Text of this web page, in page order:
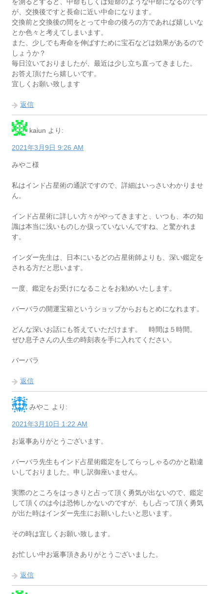
を測るとすると、中命もしくは短命のような中命になるのです
が、交換後ですと長命に近い中命になります。
交換前と交換後の間をとって中命の後ろの方であれば嬉しいな
とか色々と考えてしまいます。
また、少しでも寿命を伸ばすために宝石などは効果があるので
しょうか？
毎日泣いておりましたが、最近は少し立ち直ってきました。
お答え頂けたら嬉しいです。
宜しくお願い致します
返信
kaiun より:
2021年3月9日 9:26 AM
みやこ様
私はインド占星術の通訳ですので、詳細はいっさいわかりませ
ん。
インド占星術に詳しい方々がやってきますと、いつも、本の知
識は本当に浅いものしか扱っていないんですね、と驚かれま
す。
インダー先生は、日本にいるどの占星術師よりも、深い鑑定を
される方だと思います。
一度、鑑定をお受けになることをお勧めいたします。
バーバラの開運宝箱というショップからおもとめになれます。
どんな深いお話にも答えていただけます。 時間は５時間。
ぜひ息子さんの人生の時刻表を手に入れてください。
バーバラ
返信
みやこ より:
2021年3月10日 1:22 AM
お返事ありがとうございます。
バーバラ先生もインド占星術鑑定をしてらっしゃるのかと勘違
いしておりました。申し訳御座いません。
実際のところをはっきりと占って頂く勇気が出ないので、鑑定
して頂くのは今は恐怖しかないのですが、もし占って頂く勇気
が出た時はインダー先生にお願いしたいと思います。
その時は宜しくお願い致します。
お忙しい中お返事頂きありがとうございました。
返信